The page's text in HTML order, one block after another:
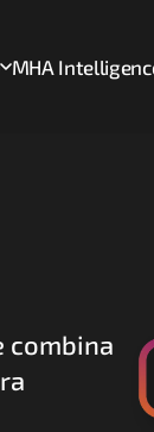
MHA
combina